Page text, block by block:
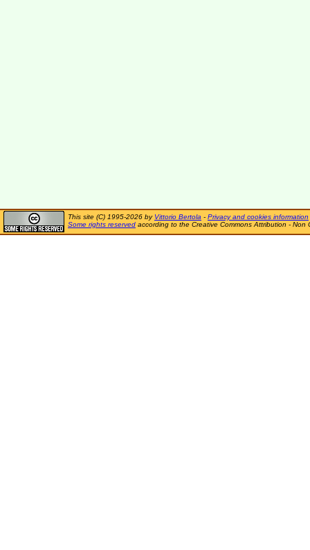
This site (C) 1995-2026 by Vittorio Bertola - Privacy and cookies information
Some rights reserved according to the Creative Commons Attribution - Non